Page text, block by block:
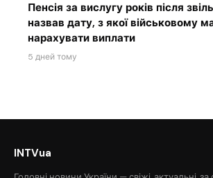
Пенсія за вислугу років після
назвав дату, з якої військовому
нарахувати виплати
5 дней тому
INTVua